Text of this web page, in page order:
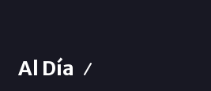
Al Día